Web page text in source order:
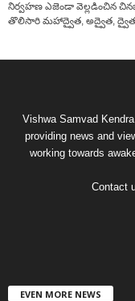
నిర్వహణ ఎజెండా వెల్లడించిన
తొలిసారి మహాద్వైత, అద్వైత, ద్వైత
Vishwa Samvad
providing news and
working towards
Contact
EVEN MORE NEWS